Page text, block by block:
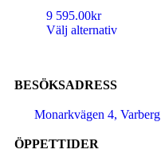
9 595.00kr
Välj alternativ
BESÖKSADRESS
Monarkvägen 4, Varberg
ÖPPETTIDER